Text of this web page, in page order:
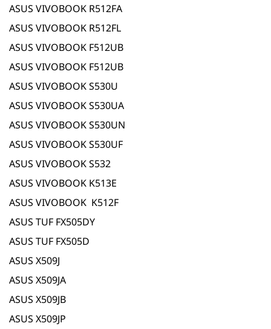
ASUS VIVOBOOK R512FA
ASUS VIVOBOOK R512FL
ASUS VIVOBOOK F512UB
ASUS VIVOBOOK F512UB
ASUS VIVOBOOK S530U
ASUS VIVOBOOK S530UA
ASUS VIVOBOOK S530UN
ASUS VIVOBOOK S530UF
ASUS VIVOBOOK S532
ASUS VIVOBOOK K513E
ASUS VIVOBOOK K512F
ASUS TUF FX505DY
ASUS TUF FX505D
ASUS X509J
ASUS X509JA
ASUS X509JB
ASUS X509JP